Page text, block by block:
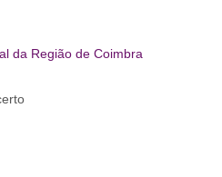
da Região de Coimbra